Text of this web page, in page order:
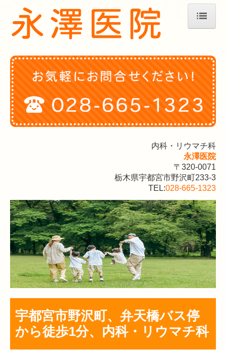
ホーム
医師紹介
外来担当表
院内紹介
アクセス
内科・リウマチ科
永澤医院
〒320-0071
栃木県宇都宮市野沢町233-3
TEL:028-665-1323
宇都宮市野沢町、弁天橋バス停
から徒歩1分、内科・リウマチ科